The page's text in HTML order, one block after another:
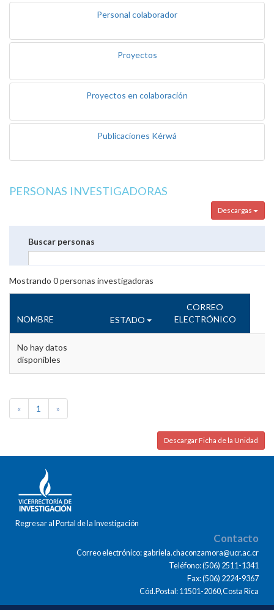
Personal colaborador
Proyectos
Proyectos en colaboración
Publicaciones Kérwá
PERSONAS INVESTIGADORAS
Descargas
Buscar personas
Mostrando 0personas investigadoras
NOMBRE ESTADO
CORREO
ELECTRÓNICO
No hay datos
disponibles
« 1 »
Descargar Ficha de la Unidad
Regresar al Portal de la Investigación
Contacto
Correo electrónico: gabriela.chaconzamora@ucr.ac.cr
Teléfono: (506) 2511-1341
Fax: (506) 2224-9367
Cód.Postal: 11501-2060,Costa Rica